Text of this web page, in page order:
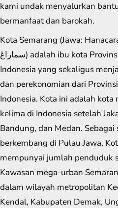
kami undak menyalurkan
bermanfaat dan barokah.
Kota Semarang (Jawa:
سماراڠ) adalah ibu kota Provinsi Jawa Tengah,
Indonesia yang sekaligus
dan perekonomian dari
Indonesia. Kota ini adalah
kelima di Indonesia setelah
Bandung, dan Medan.
berkembang di Pulau Jawa,
mempunyai jumlah penduduk
Kawasan mega-urban
dalam wilayah metropolitan
Kendal, Kabupaten Demak,